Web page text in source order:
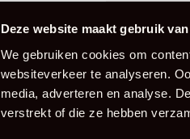
Deze website maakt gebruik
We gebruiken cookies om
websiteverkeer te analyseren.
media, adverteren en analyse.
verstrekt of die ze hebben